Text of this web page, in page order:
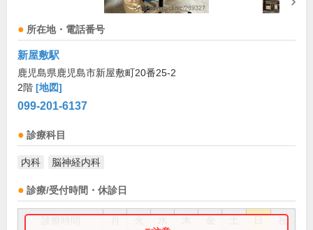
所在地・電話番号
新屋敷駅
鹿児島県鹿児島市新屋敷町20番25-2
2階 [地図]
099-201-6137
診療科目
内科 脳神経内科
診療/受付時間・休診日
祝